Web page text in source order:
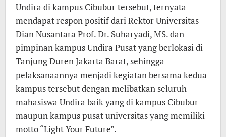
Undira di kampus Cibubur tersebut, ternyata
mendapat respon positif dari Rektor Universitas
Dian Nusantara Prof. Dr. Suharyadi, MS. dan
pimpinan kampus Undira Pusat yang berlokasi di
Tanjung Duren Jakarta Barat, sehingga
pelaksanaannya menjadi kegiatan bersama kedua
kampus tersebut dengan melibatkan seluruh
mahasiswa Undira baik yang di kampus Cibubur
maupun kampus pusat universitas yang memiliki
motto “Light Your Future”.